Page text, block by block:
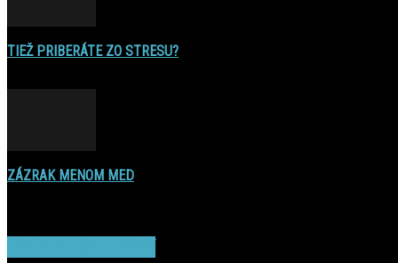
TIEŽ PRIBERÁTE ZO STRESU?
ZÁZRAK MENOM MED